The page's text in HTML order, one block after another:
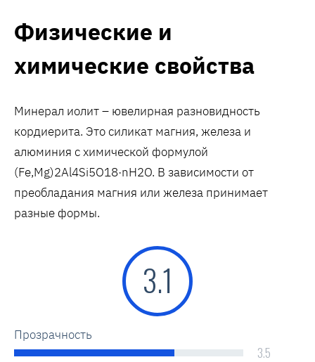
Физические и
химические свойства
Минерал иолит – ювелирная разновидность
кордиерита. Это силикат магния, железа и
алюминия с химической формулой
(Fe,Mg)2Al4Si5O18·nH2O. В зависимости от
преобладания магния или железа принимает
разные формы.
3.1
Прозрачность
3.5